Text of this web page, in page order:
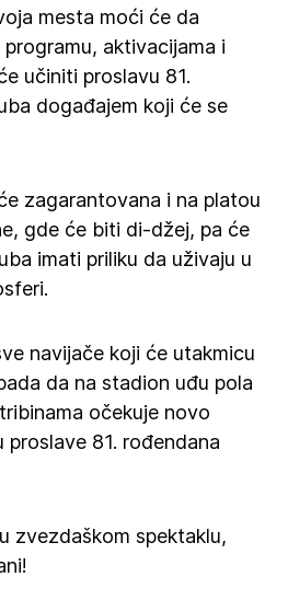
mesta moći će da
aktivacijama i
učiniti proslavu 81.
događajem koji će se
zagarantovana i na platou
gde će biti di-džej, pa će
imati priliku da uživaju u
navijače koji će utakmicu
da na stadion uđu pola
očekuje novo
proslave 81. rođendana
zvezdaškom spektaklu,